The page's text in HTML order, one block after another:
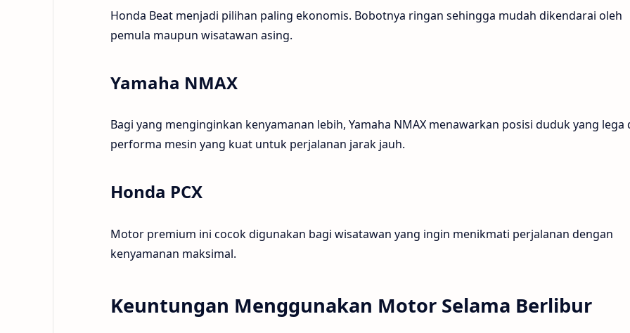
Honda Beat menjadi pilihan paling ekonomis. Bobotnya ringan sehingga mudah dikendarai oleh
pemula maupun wisatawan asing.
Yamaha NMAX
Bagi yang menginginkan kenyamanan lebih, Yamaha NMAX menawarkan posisi duduk yang lega
performa mesin yang kuat untuk perjalanan jarak jauh.
Honda PCX
Motor premium ini cocok digunakan bagi wisatawan yang ingin menikmati perjalanan dengan
kenyamanan maksimal.
Keuntungan Menggunakan Motor Selama Berlibur